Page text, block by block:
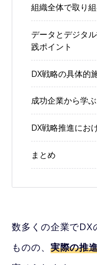
組織全体で取り
データとデジタ
践ポイント
DX戦略の具体的
成功企業から学
DX戦略推進にお
まとめ
数多くの企業でDX
ものの、 実際の推